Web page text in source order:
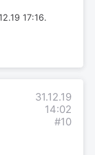
17:16.
31.12.19
14:02
#10